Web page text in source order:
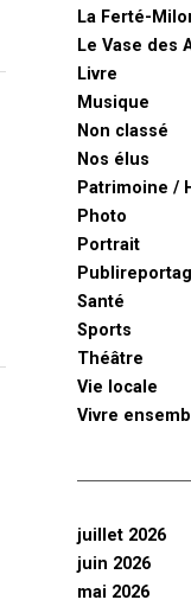
La Ferté-
Le Vase des
Livre
Musique
Non classé
Nos élus
Patrimoine /
Photo
Portrait
Santé
Sports
Théâtre
Vie locale
Vivre
juillet 2026
juin 2026
mai 2026